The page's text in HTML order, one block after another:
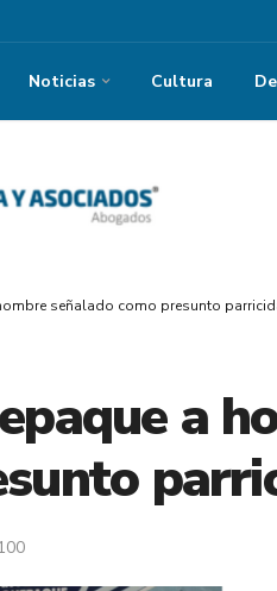
Noticias Cultura
señalado como presunto
a